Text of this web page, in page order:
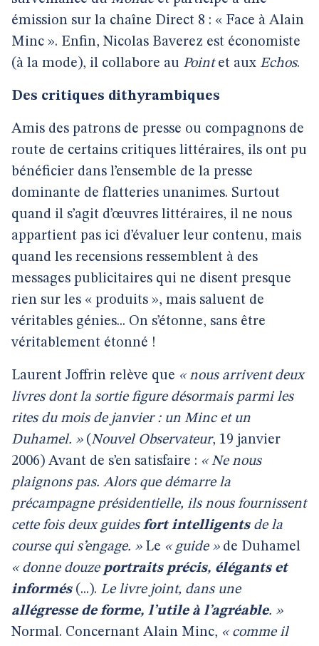
émission sur la chaîne Direct 8 : « Face à Alain
Minc ». Enfin, Nicolas Baverez est économiste
(à la mode), il collabore au Pointet aux Echos.
Des critiques dithyrambiques
Amis des patrons de presse ou compagnons de
route de certains critiques littéraires, ils ont pu
bénéficier dans l’ensemble de la presse
dominante de flatteries unanimes. Surtout
quand il s’agit d’œuvres littéraires, il ne nous
appartient pas ici d’évaluer leur contenu, mais
quand les recensions ressemblent à des
messages publicitaires qui ne disent presque
rien sur les « produits », mais saluent de
véritables génies... On s’étonne, sans être
véritablement étonné !
Laurent Joffrin relève que « nous arrivent deux
livres dont la sortie figure désormais parmi les
rites du mois de janvier : un Minc et un
Duhamel. »(Nouvel Observateur, 19 janvier
2006) Avant de s’en satisfaire : « Ne nous
plaignons pas. Alors que démarre la
précampagne présidentielle, ils nous fournissent
cette fois deux guides fort intelligentsde la
course qui s’engage. »Le « guide »de Duhamel
« donne douze portraits précis, élégants et
informés (...). Le livre joint, dans une
allégresse de forme, l’utile à l’agréable. »
Normal. Concernant Alain Minc, « comme il